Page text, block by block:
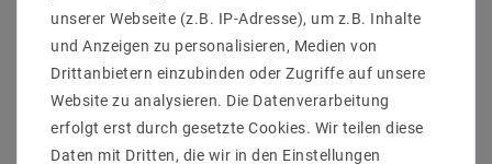
75LCVT
UVP 79,81 € 68,04 €
Artikel anzeigen
UVP 27,36 €
Artikel anzeigen
unserer Webseite (z.B. IP-Adresse), um z.B. Inhalte
und Anzeigen zu personalisieren, Medien von
Drittanbietern einzubinden oder Zugriffe auf unsere
Website zu analysieren. Die Datenverarbeitung
erfolgt erst durch gesetzte Cookies. Wir teilen diese
Daten mit Dritten, die wir in den Einstellungen